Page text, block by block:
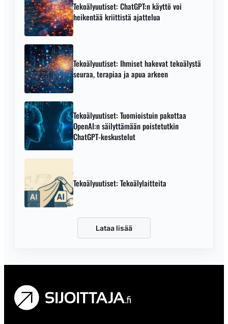
Tekoälyuutiset: ChatGPT:n käyttö voi
heikentää kriittistä ajattelua
Tekoälyuutiset: Ihmiset hakevat tekoälystä
seuraa, terapiaa ja apua arkeen
Tekoälyuutiset: Tuomioistuin pakottaa
OpenAI:n säilyttämään poistetutkin
ChatGPT-keskustelut
Tekoälyuutiset: Tekoälylaitteita
Lataa lisää